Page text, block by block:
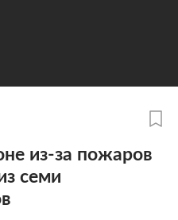
из-за пожаров
семи